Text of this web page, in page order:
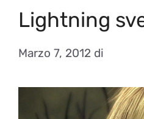
Lightning
Marzo 7, 2012 di